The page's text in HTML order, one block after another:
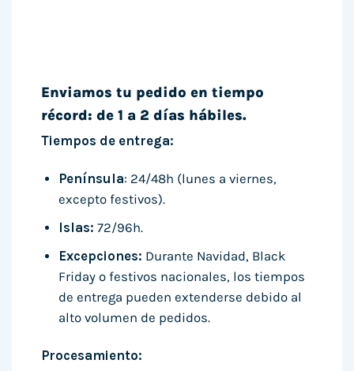
Enviamos tu pedido en tiempo
récord: de 1 a 2 días hábiles.
Tiempos de entrega:
Península: 24/48h (lunes a viernes,
excepto festivos).
Islas: 72/96h.
Excepciones: Durante Navidad, Black
Friday o festivos nacionales, los tiempos
de entrega pueden extenderse debido al
alto volumen de pedidos.
Procesamiento: